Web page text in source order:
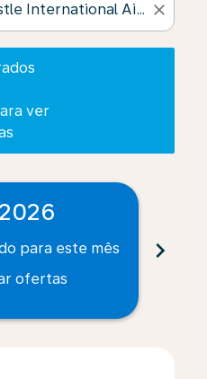
close
ver
para este mês
ofertas
chevron_right